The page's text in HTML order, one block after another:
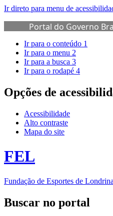
Ir direto para menu de
Portal do Governo
de Governo
Ir para o conteúdo 1
Ir para o menu 2
Ir para a busca 3
Ir para o rodapé 4
Opções de
Acessibilidade
Alto contraste
Mapa do site
FEL
Fundação de Esportes de Londrina
Buscar no portal